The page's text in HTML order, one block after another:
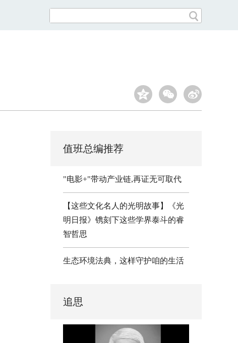
值班总编推荐
"电影+"带动产业链,再证无可取代
【这些文化名人的光明故事】《光
明日报》镌刻下这些学界泰斗的睿
智哲思
生态环境法典，这样守护咱的生活
追思